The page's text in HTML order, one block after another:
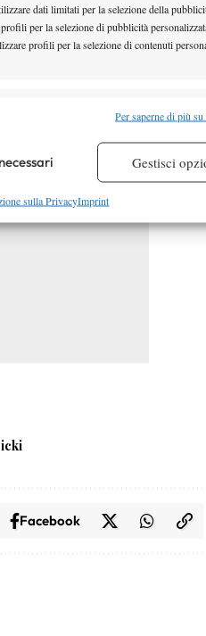
dati limitati per la selezione della
per la selezione di pubblicità
profili per la selezione di contenuti
automaticamente.
correggere errori,
Salvare e comunicare le
Per saperne di più
Gestisci
sulla PrivacyImprint
anche se i francesi
che al meglio
Facebook